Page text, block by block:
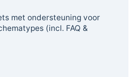
met ondersteuning voor
(incl. FAQ &